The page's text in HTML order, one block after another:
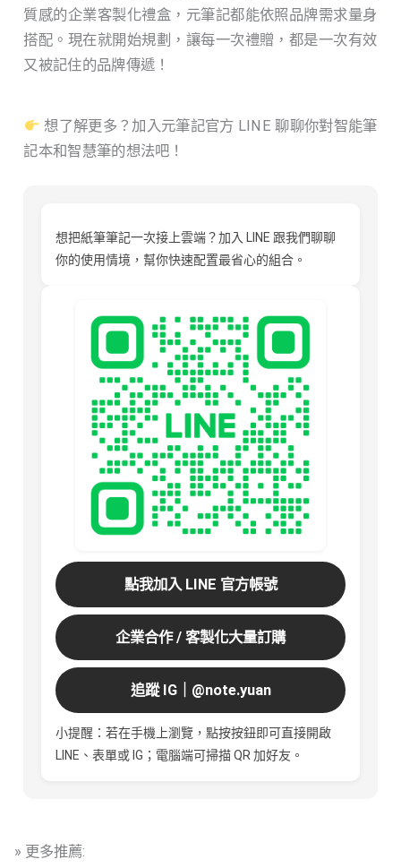
質感的企業客製化禮盒，元筆記都能依照品牌需求量身
搭配。現在就開始規劃，讓每一次禮贈，都是一次有效
又被記住的品牌傳遞！
想了解更多？加入元筆記官方 LINE 聊聊你對智能筆
記本和智慧筆的想法吧！
想把紙筆筆記一次接上雲端？加入 LINE 跟我們聊聊
你的使用情境，幫你快速配置最省心的組合。
點我加入 LINE 官方帳號
企業合作 / 客製化大量訂購
追蹤 IG｜@note.yuan
小提醒：若在手機上瀏覽，點按按鈕即可直接開啟
LINE、表單或 IG；電腦端可掃描 QR 加好友。
» 更多推薦: